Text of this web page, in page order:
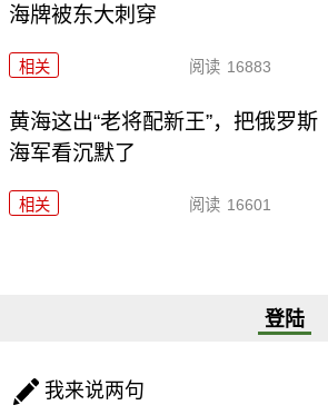
海牌被东大刺穿
相关 阅读 16883
黄海这出“老将配新王”，把俄罗斯
海军看沉默了
相关 阅读 16601
登陆
我来说两句